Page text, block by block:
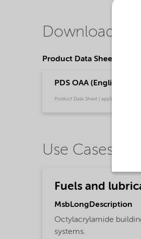
Downloads
Product Data Sheets
PDS OAA (English)
Product Data Sheet | application/pdf
Use Cases
Fuels and
MsbLongDescription
Octylacrylamide
systems.